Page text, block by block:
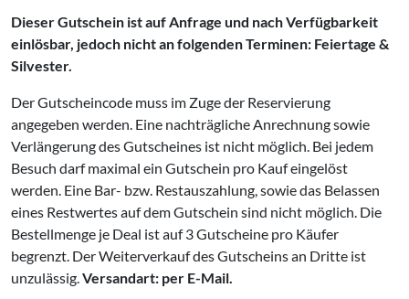
Dieser Gutschein ist auf Anfrage und nach Verfügbarkeit
einlösbar, jedoch nicht an folgenden Terminen: Feiertage &
Silvester.
Der Gutscheincode muss im Zuge der Reservierung
angegeben werden. Eine nachträgliche Anrechnung sowie
Verlängerung des Gutscheines ist nicht möglich. Bei jedem
Besuch darf maximal ein Gutschein pro Kauf eingelöst
werden. Eine Bar- bzw. Restauszahlung, sowie das Belassen
eines Restwertes auf dem Gutschein sind nicht möglich. Die
Bestellmenge je Deal ist auf 3 Gutscheine pro Käufer
begrenzt. Der Weiterverkauf des Gutscheins an Dritte ist
unzulässig. Versandart: per E-Mail.